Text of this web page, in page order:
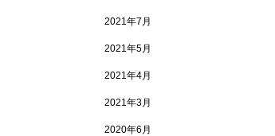
2021年7月
2021年5月
2021年4月
2021年3月
2020年6月